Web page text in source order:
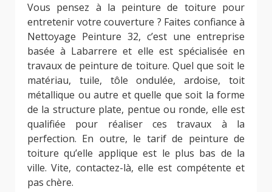
Vous pensez à la peinture de toiture pour
entretenir votre couverture ? Faites confiance à
Nettoyage Peinture 32, c’est une entreprise
basée à Labarrere et elle est spécialisée en
travaux de peinture de toiture. Quel que soit le
matériau, tuile, tôle ondulée, ardoise, toit
métallique ou autre et quelle que soit la forme
de la structure plate, pentue ou ronde, elle est
qualifiée pour réaliser ces travaux à la
perfection. En outre, le tarif de peinture de
toiture qu’elle applique est le plus bas de la
ville. Vite, contactez-là, elle est compétente et
pas chère.